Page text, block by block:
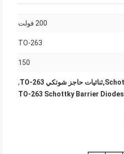
200 فولت
TO-263
150
,
TO-263 Schottky Barrier Diodes